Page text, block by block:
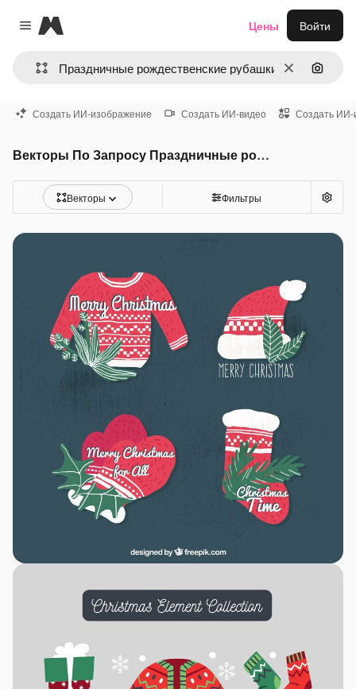
Close menu
Magnific
ОчиститьПоиск
Цены Войти
Создать ИИ-изображение Создать ИИ-видео Создать ИИ-
Векторы По Запросу Праздничные рождественские рубашки
Векторы Фильтры